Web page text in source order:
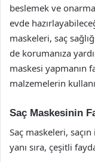
beslemek ve
evde
maskeleri, saç
de korumanıza
maskesi yapmanın
malzemelerin
Saç Maskesinin
Saç maskeleri,
yanı sıra, çeşitli